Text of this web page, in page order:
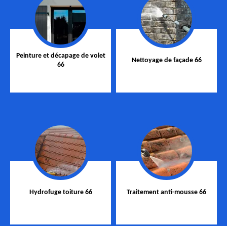
Peinture et décapage de volet
66
Nettoyage de façade 66
Hydrofuge toiture 66 Traitement anti-mousse 66